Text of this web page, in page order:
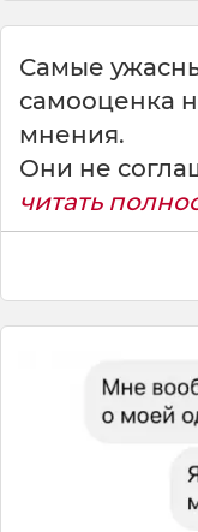
Самые
самооценка
мнения.
Они не
читать